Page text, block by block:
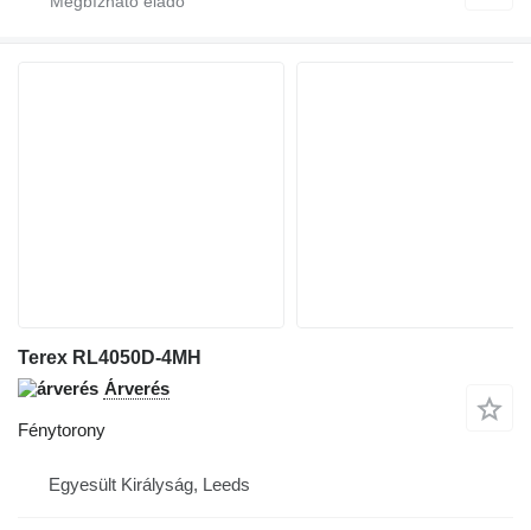
Terex RL4050D-4MH
Árverés
Fénytorony
Egyesült Királyság, Leeds